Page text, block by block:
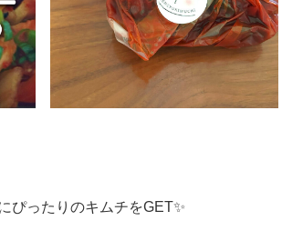
ぴったりのキムチをGET✨